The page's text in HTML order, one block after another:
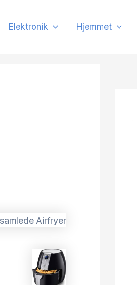
Elektronik Hjemmet